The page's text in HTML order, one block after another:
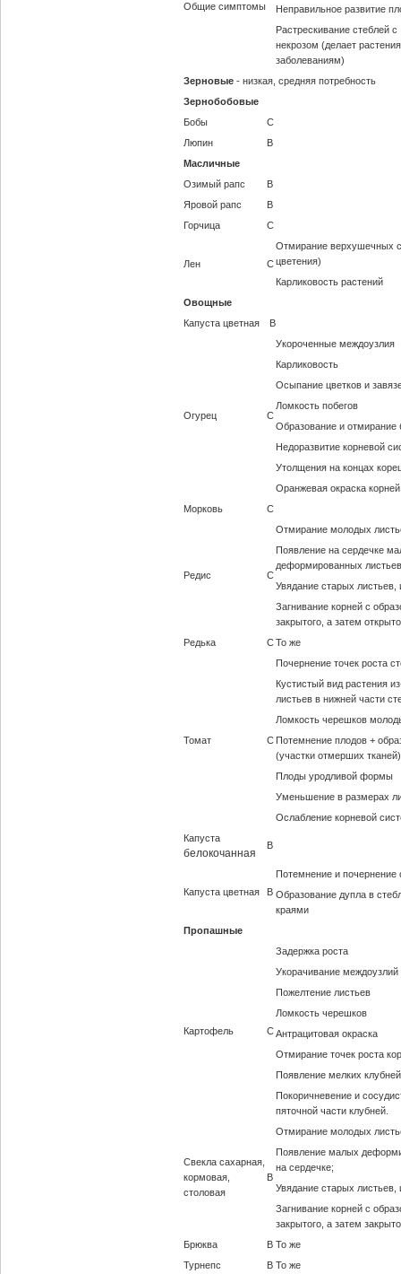
Общие симптомы
Неправильное развитие
Растрескивание стеблей
некрозом (делает
заболеваниям)
Зерновые - низкая, средняя потребность
Зернобобовые
Бобы
С
Люпин
В
Масличные
Озимый рапс
В
Яровой рапс
В
Горчица
С
Лен С
Отмирание верхушечных
цветения)
Карликовость растений
Овощные
Капуста цветная
В
Огурец С
Укороченные междоузлия
Карликовость
Осыпание цветков и
Ломкость побегов
Образование и отмирание
Недоразвитие корневой
Утолщения на концах
Оранжевая окраска корней
Морковь
С
Редис С
Отмирание молодых
Появление на сердечке
деформированных
Увядание старых
Загнивание корней с
закрытого, а затем
Редька
СТо же
Томат С
Почернение точек роста
Кустистый вид растения
листьев в нижней части
Ломкость черешков
Потемнение плодов +
(участки отмерших тканей)
Плоды уродливой формы
Уменьшение в размерах
Ослабление корневой
Капуста
белокочанная
В
Капуста цветная В
Потемнение и почернение
Образование дупла в
краями
Пропашные
Картофель С
Задержка роста
Укорачивание междоузлий
Пожелтение листьев
Ломкость черешков
Антрацитовая окраска
Отмирание точек роста
Появление мелких
Покоричневение и
пяточной части клубней.
Свекла сахарная,
кормовая,
столовая
В
Отмирание молодых
Появление малых
на сердечке;
Увядание старых
Загнивание корней с
закрытого, а затем
Брюква
В То же
Турнепс
В То же